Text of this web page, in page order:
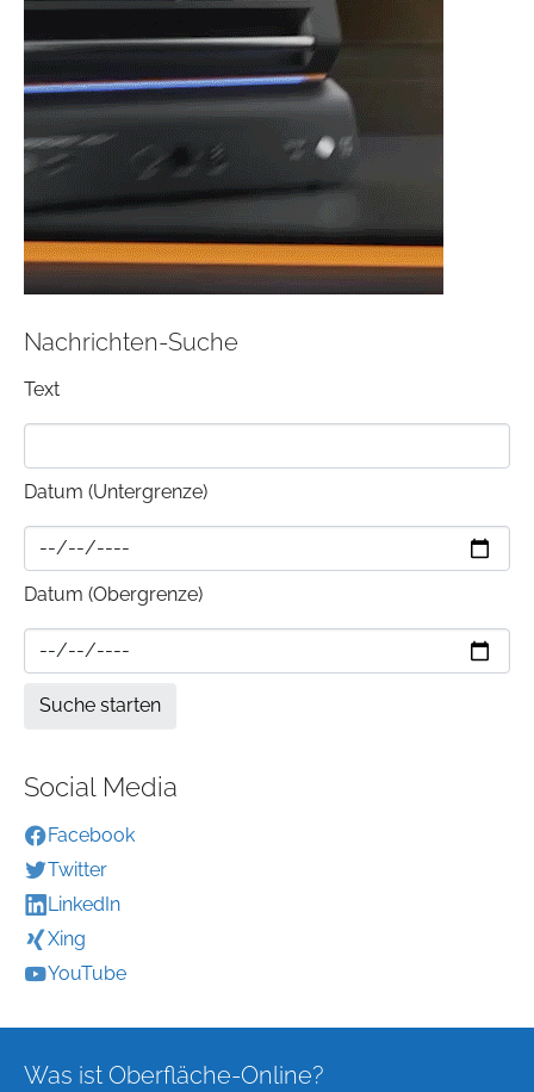
Nachrichten-Suche
Text
Datum (Untergrenze)
Datum (Obergrenze)
Social Media
Facebook
Twitter
LinkedIn
Xing
YouTube
Was ist Oberfläche-Online?